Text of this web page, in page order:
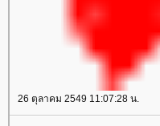
26 ตุลาคม 2549 11:07:28 น.